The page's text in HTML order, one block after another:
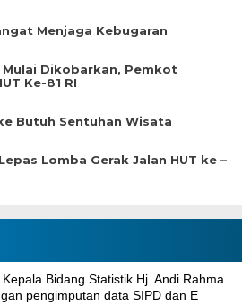
Menjaga Kebugaran
Dikobarkan, Pemkot
Ke-81 RI
Butuh Sentuhan Wisata
Lomba Gerak Jalan HUT ke –